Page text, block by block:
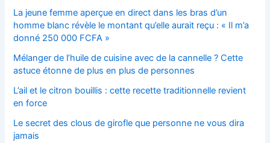
La jeune femme aperçue en direct dans les bras d’un
homme blanc révèle le montant qu’elle aurait reçu : « Il m’a
donné 250 000 FCFA »
Mélanger de l’huile de cuisine avec de la cannelle ? Cette
astuce étonne de plus en plus de personnes
L’ail et le citron bouillis : cette recette traditionnelle revient
en force
Le secret des clous de girofle que personne ne vous dira
jamais